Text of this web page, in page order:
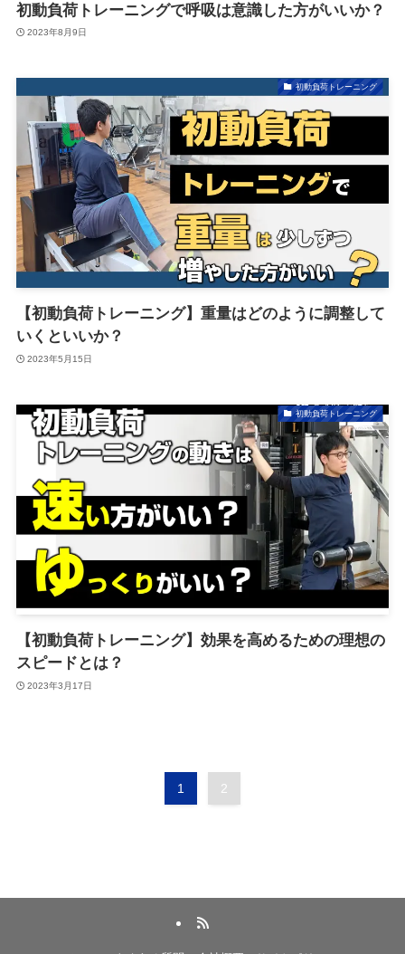
初動負荷トレーニングで呼吸は意識した方がいいか？
2023年8月9日
初動負荷トレーニング
【初動負荷トレーニング】重量はどのように調整して
いくといいか？
2023年5月15日
初動負荷トレーニング
【初動負荷トレーニング】効果を高めるための理想の
スピードとは？
2023年3月17日
1 2